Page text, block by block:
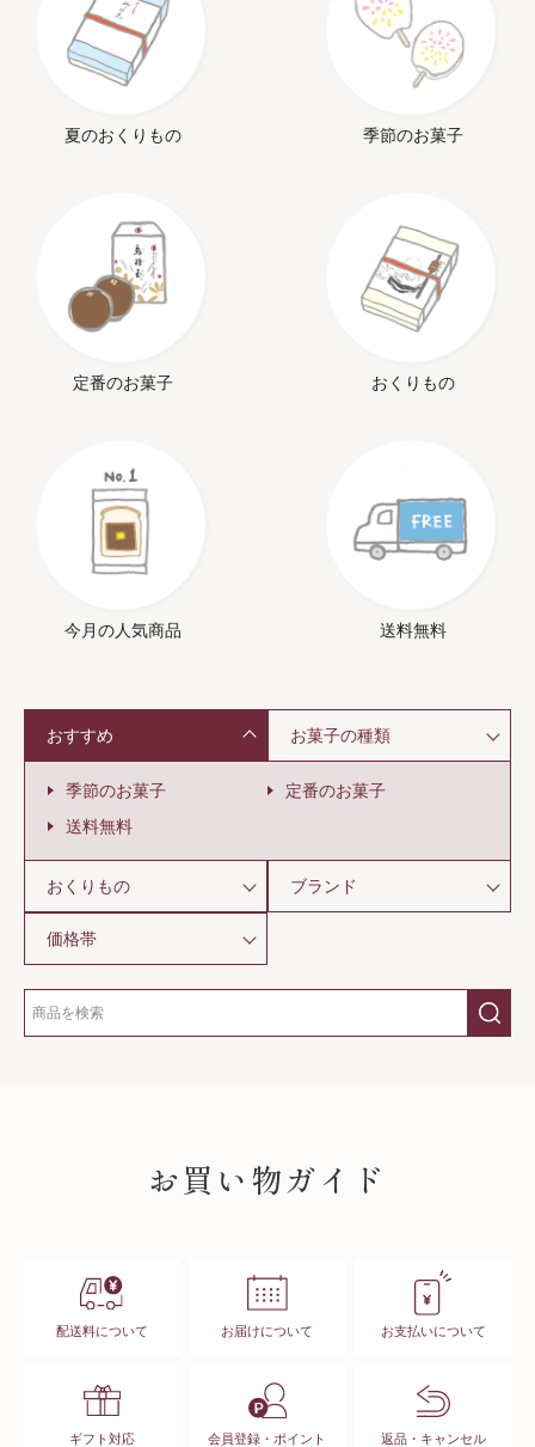
夏のおくりもの 季節のお菓子
定番のお菓子 おくりもの
今月の人気商品 送料無料
おすすめ
季節のお菓子
定番のお菓子
送料無料
お菓子の種類
おくりもの ブランド
価格帯
お買い物ガイド
配送料について お届けについて お支払いについて
ギフト対応 会員登録・ポイント 返品・キャンセル